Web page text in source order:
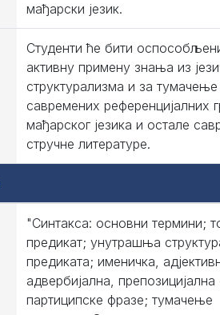
мађарски језик.
Студенти ће бити
активну примену знања из
структурализма и за тумачење
савремених референцијалних
мађарског језика и остале
стручне литературе.
"Синтакса: основни термини;
предикат; унутрашња
предиката; именичка,
адвербијална,
партиципске фразе; тумачење